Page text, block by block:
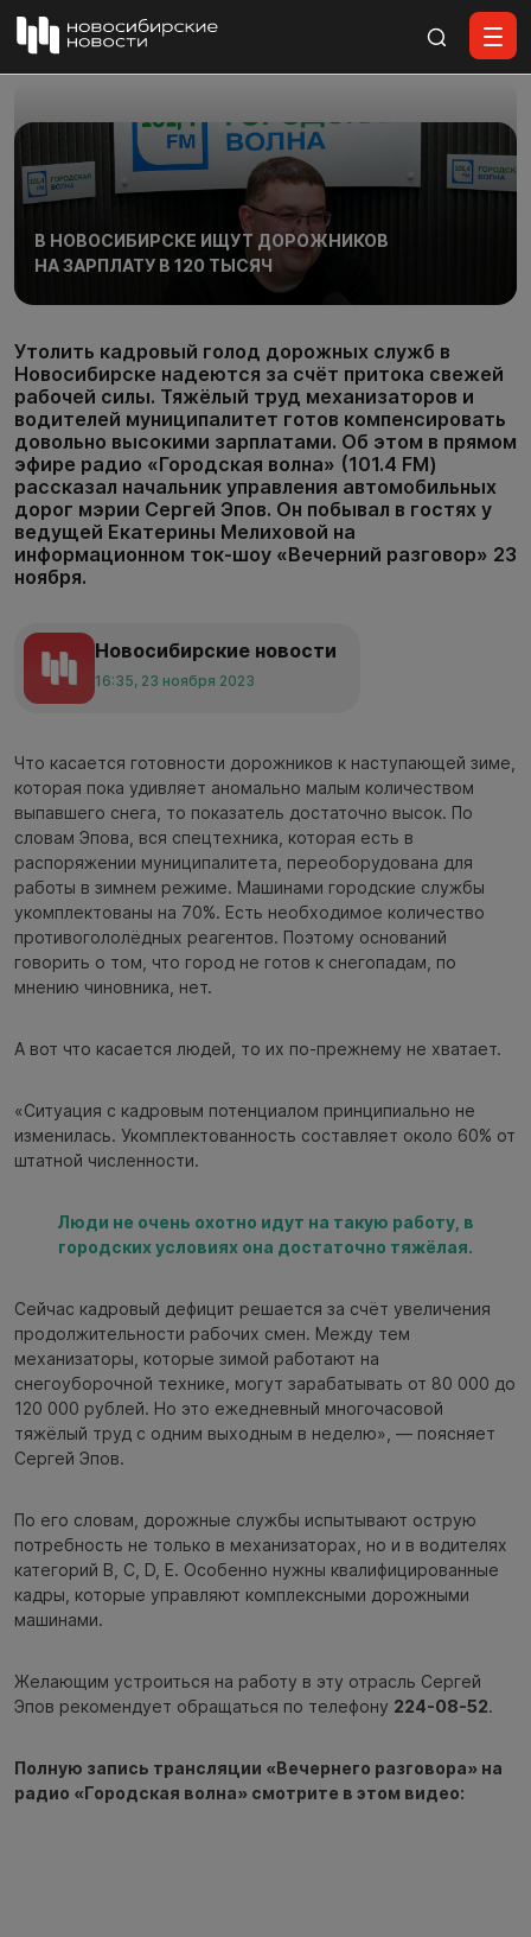
В НОВОСИБИРСКЕ ИЩУТ ДОРОЖНИКОВ
НА ЗАРПЛАТУ В 120 ТЫСЯЧ
Утолить кадровый голод дорожных служб в
Новосибирске надеются за счёт притока свежей
рабочей силы. Тяжёлый труд механизаторов и
водителей муниципалитет готов компенсировать
довольно высокими зарплатами. Об этом в прямом
эфире радио «Городская волна» (101.4 FM)
рассказал начальник управления автомобильных
дорог мэрии Сергей Эпов. Он побывал в гостях у
ведущей Екатерины Мелиховой на
информационном ток-шоу «Вечерний разговор» 23
ноября.
Новосибирские новости
16:35, 23 ноября 2023
Что касается готовности дорожников к наступающей зиме,
которая пока удивляет аномально малым количеством
выпавшего снега, то показатель достаточно высок. По
словам Эпова, вся спецтехника, которая есть в
распоряжении муниципалитета, переоборудована для
работы в зимнем режиме. Машинами городские службы
укомплектованы на 70%. Есть необходимое количество
противогололёдных реагентов. Поэтому оснований
говорить о том, что город не готов к снегопадам, по
мнению чиновника, нет.
А вот что касается людей, то их по-прежнему не хватает.
«Ситуация с кадровым потенциалом принципиально не
изменилась. Укомплектованность составляет около 60% от
штатной численности.
Люди не очень охотно идут на такую работу, в
городских условиях она достаточно тяжёлая.
Сейчас кадровый дефицит решается за счёт увеличения
продолжительности рабочих смен. Между тем
механизаторы, которые зимой работают на
снегоуборочной технике, могут зарабатывать от 80 000 до
120 000 рублей. Но это ежедневный многочасовой
тяжёлый труд с одним выходным в неделю», — поясняет
Сергей Эпов.
По его словам, дорожные службы испытывают острую
потребность не только в механизаторах, но и в водителях
категорий B, C, D, E. Особенно нужны квалифицированные
кадры, которые управляют комплексными дорожными
машинами.
Желающим устроиться на работу в эту отрасль Сергей
Эпов рекомендует обращаться по телефону 224-08-52.
Полную запись трансляции «Вечернего разговора» на
радио «Городская волна» смотрите в этом видео: